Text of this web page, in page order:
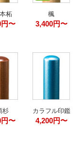
柘
〜
楓
3,400円〜
杉
〜
カラフル印鑑
4,200円〜